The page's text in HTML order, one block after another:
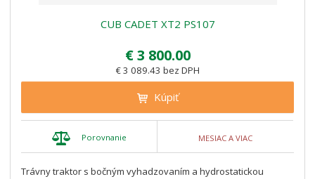
CUB CADET XT2 PS107
€ 3 800.00
€ 3 089.43 bez DPH
Kúpiť
Porovnanie MESIAC A VIAC
Trávny traktor s bočným vyhadzovaním a hydrostatickou